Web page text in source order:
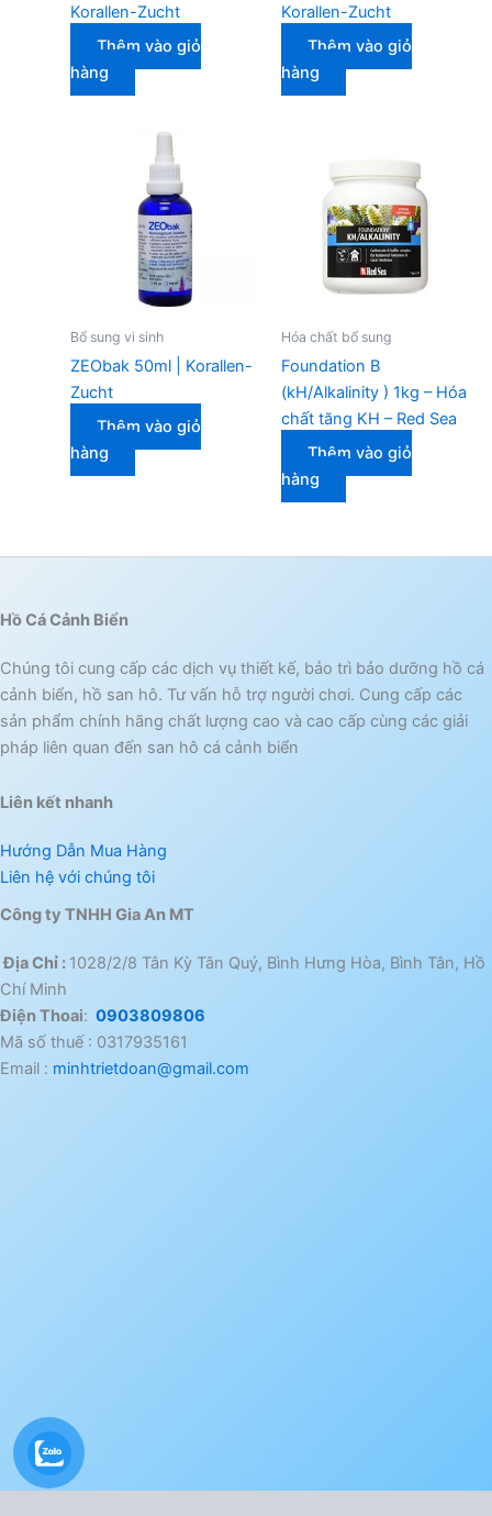
Korallen-Zucht
Thêm vào giỏ
hàng
Korallen-Zucht
Thêm vào giỏ
hàng
Bổ sung vi sinh
ZEObak 50ml | Korallen-
Zucht
Thêm vào giỏ
hàng
Hóa chất bổ sung
Foundation B
(kH/Alkalinity ) 1kg – Hóa
chất tăng KH – Red Sea
Thêm vào giỏ
hàng
Hồ Cá Cảnh Biển
Chúng tôi cung cấp các dịch vụ thiết kế, bảo trì bảo dưỡng hồ cá
cảnh biển, hồ san hô. Tư vấn hỗ trợ người chơi. Cung cấp các
sản phẩm chính hãng chất lượng cao và cao cấp cùng các giải
pháp liên quan đến san hô cá cảnh biển
Liên kết nhanh
Hướng Dẫn Mua Hàng
Liên hệ với chúng tôi
Công ty TNHH Gia An MT
Địa Chỉ : 1028/2/8 Tân Kỳ Tân Quý, Bình Hưng Hòa, Bình Tân, Hồ
Chí Minh
Điện Thoai: 0903809806
Mã số thuế : 0317935161
Email : minhtrietdoan@gmail.com